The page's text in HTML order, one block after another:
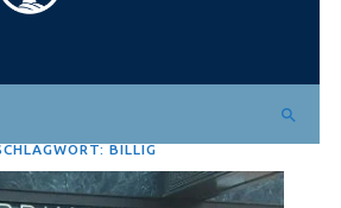
BILLIG